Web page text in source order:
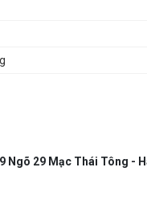
Ngõ 29 Mạc Thái Tông -